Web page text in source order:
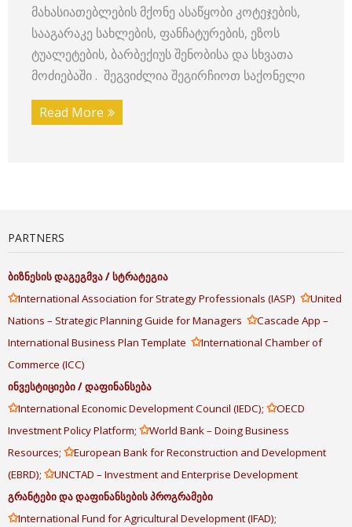
მახასიათებლების მქონე ასაწყობი კოტეჯების,
სააგარაკე სახლების, ფანჩატურების, ეზოს
ტუალეტების, ბარბექიუს შენობისა და სხვათა
მოძიებაში . შეგვიძლია შეგირჩიოთ საქონელი
Read More
PARTNERS
ბიზნესისდაგეგმვა/სტრატეგია
✩International Association for Strategy Professionals (IASP) ✩United
Nations – Strategic Planning Guide for Managers ✩Cascade App –
International Business Plan Template ✩International Chamber of
Commerce (ICC)
ინვესტიციები/დაფინანსება
✩International Economic Development Council (IEDC); ✩OECD
Investment Policy Platform; ✩World Bank – Doing Business
Resources; ✩European Bank for Reconstruction and Development
(EBRD); ✩UNCTAD – Investment and Enterprise Development
გრანტებიდადაფინანსებისპროგრამები
✩International Fund for Agricultural Development (IFAD);